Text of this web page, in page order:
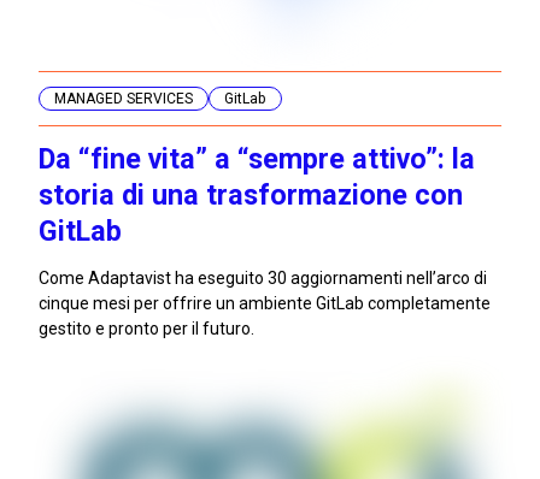
MANAGED SERVICES GitLab
Da “fine vita” a “sempre attivo”: la
storia di una trasformazione con
GitLab
Come Adaptavist ha eseguito 30 aggiornamenti nell’arco di
cinque mesi per offrire un ambiente GitLab completamente
gestito e pronto per il futuro.